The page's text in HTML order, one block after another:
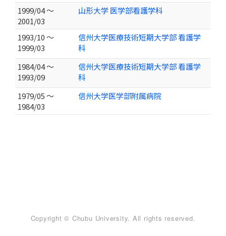
1999/04 ～
2001/03
山形大学 医学部看護学科
1993/10 ～
1999/03
信州大学医療技術短期大学部 看護学
科
1984/04 ～
1993/09
信州大学医療技術短期大学部 看護学
科
1979/05 ～
1984/03
信州大学医学部附属病院
Copyright © Chubu University. All rights reserved.